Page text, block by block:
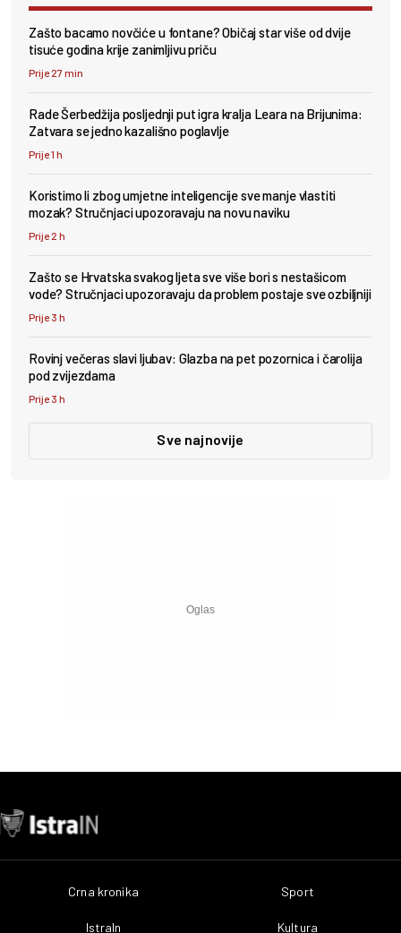
Zašto bacamo novčiće u fontane? Običaj star više od dvije
tisuće godina krije zanimljivu priču
Prije 27 min
Rade Šerbedžija posljednji put igra kralja Leara na Brijunima:
Zatvara se jedno kazališno poglavlje
Prije 1 h
Koristimo li zbog umjetne inteligencije sve manje vlastiti
mozak? Stručnjaci upozoravaju na novu naviku
Prije 2 h
Zašto se Hrvatska svakog ljeta sve više bori s nestašicom
vode? Stručnjaci upozoravaju da problem postaje sve ozbiljniji
Prije 3 h
Rovinj večeras slavi ljubav: Glazba na pet pozornica i čarolija
pod zvijezdama
Prije 3 h
Sve najnovije
Crna kronika
IstraIn
Sport
Kultura